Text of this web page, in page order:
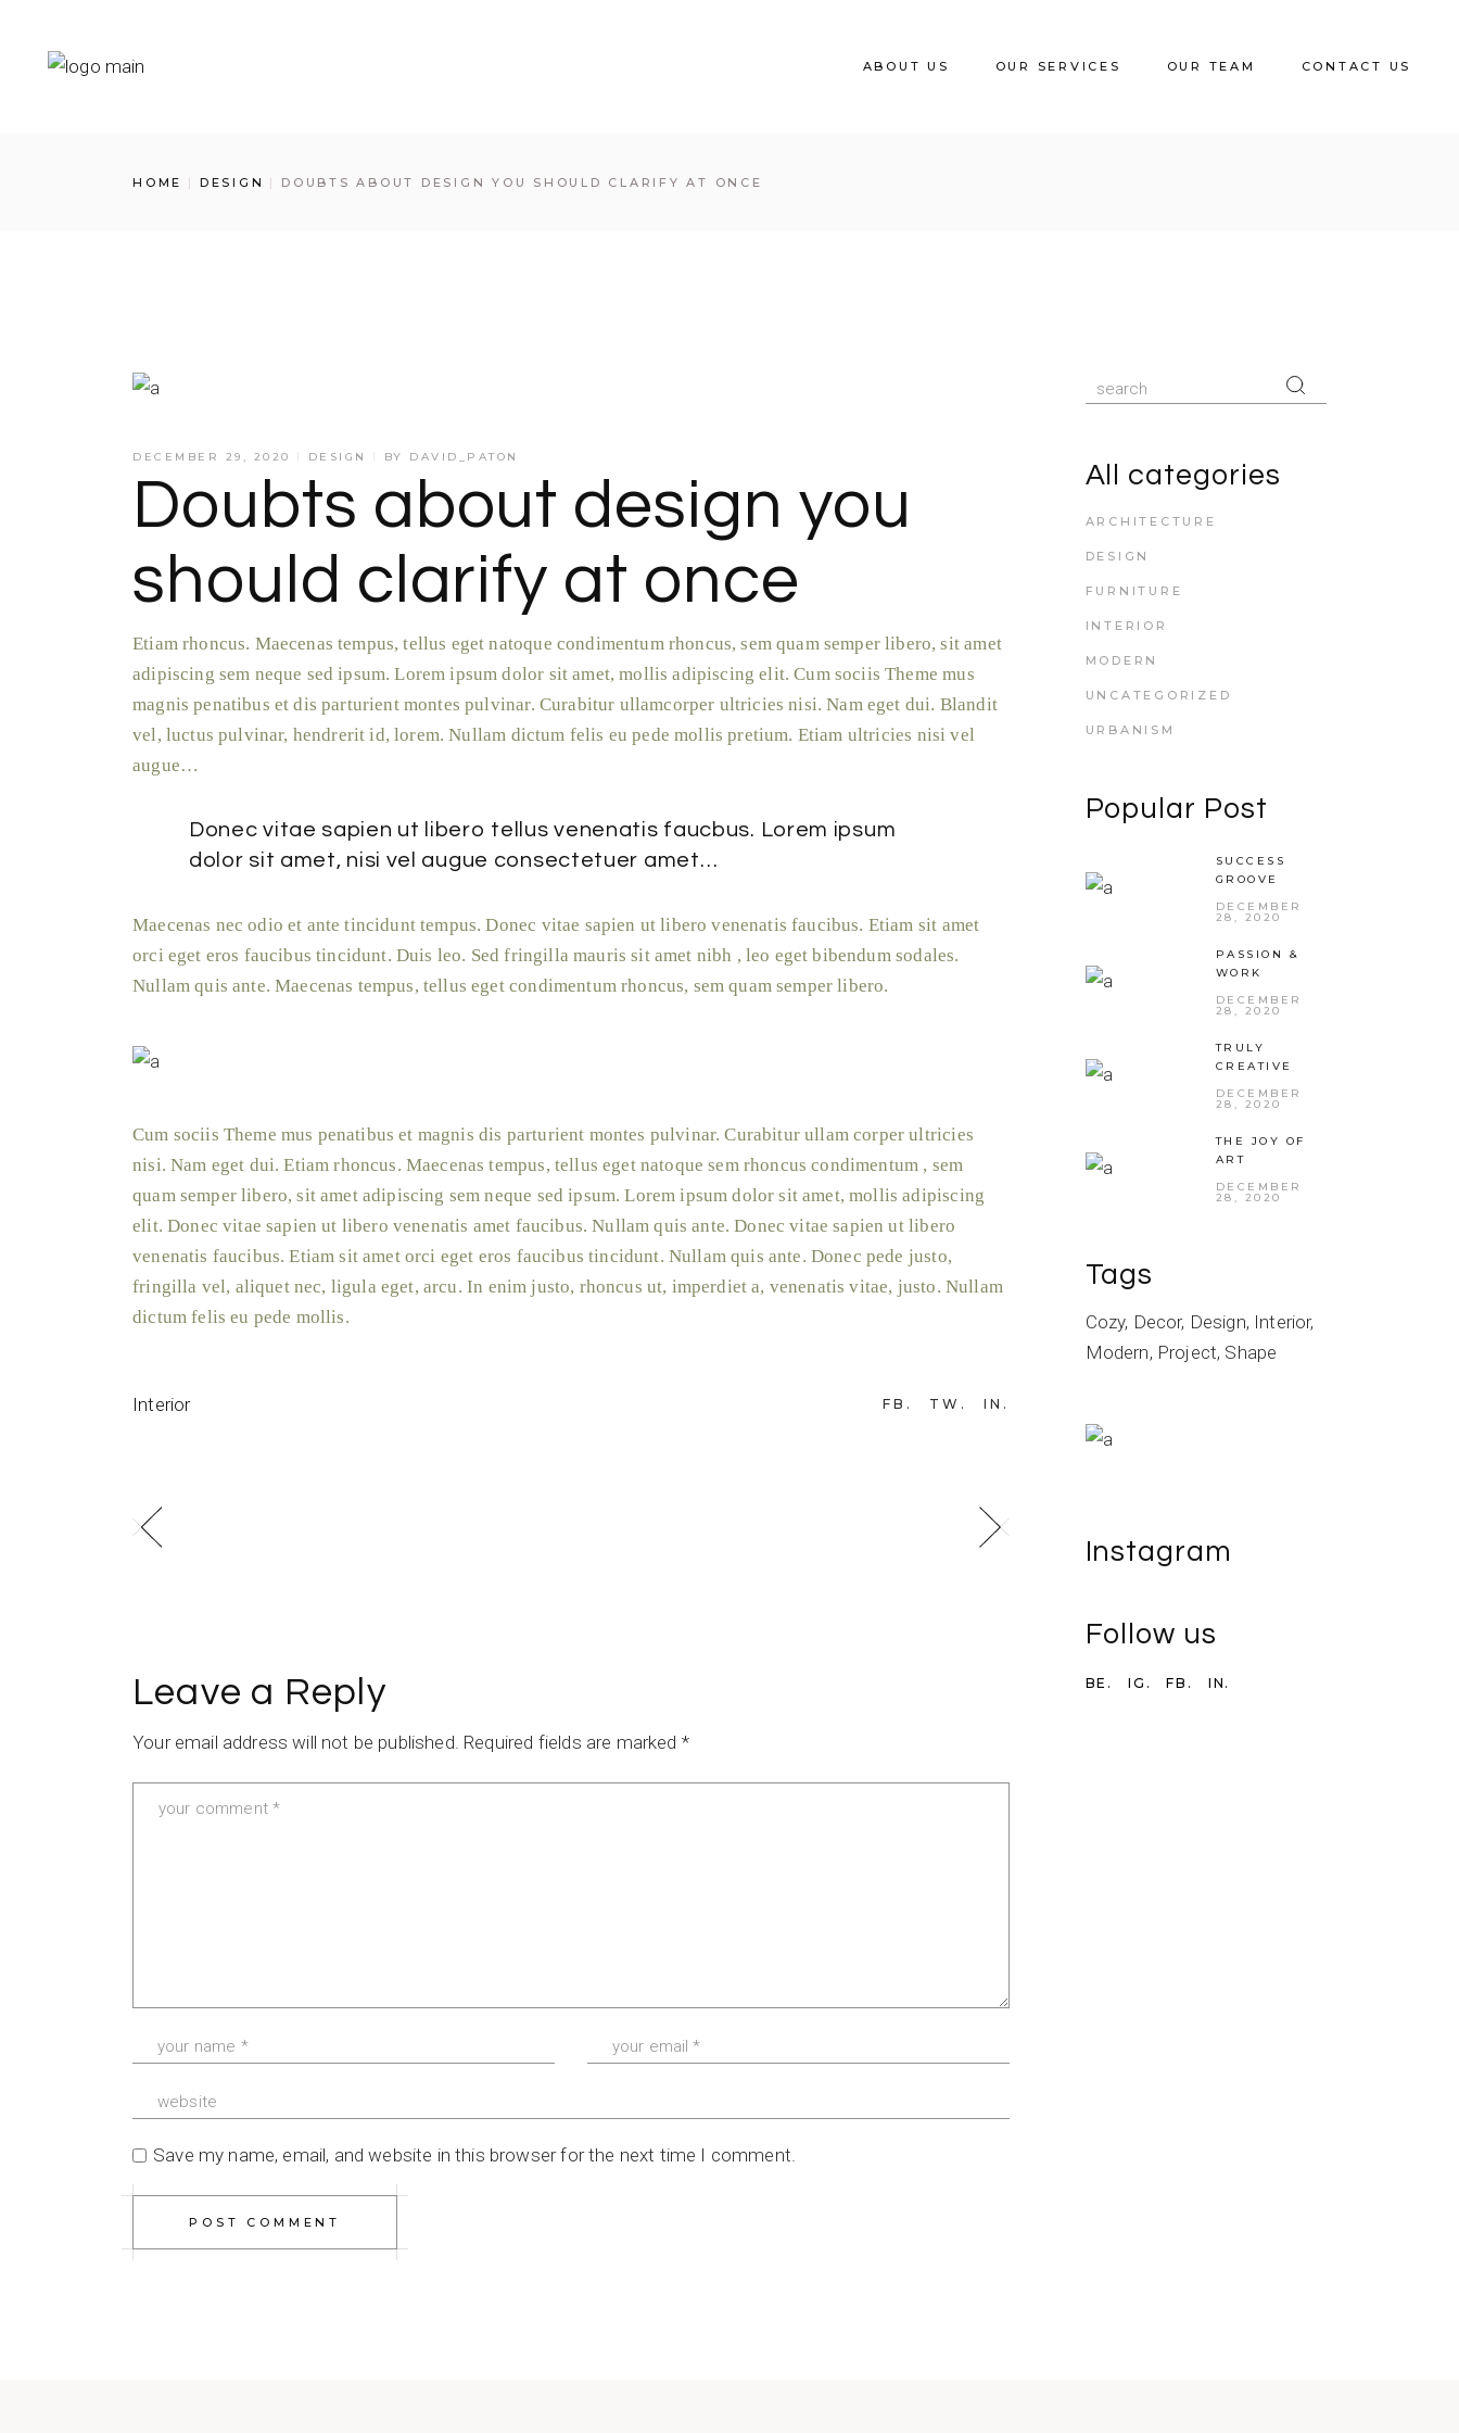
ABOUT US OUR SERVICES OUR TEAM CONTACT US
HOME DESIGN DOUBTS ABOUT DESIGN YOU SHOULD CLARIFY AT ONCE
DECEMBER 29, 2020 DESIGN BY DAVID_PATON
Doubts about design you
should clarify at once
Etiam rhoncus. Maecenas tempus, tellus eget natoque condimentum rhoncus, sem quam semper libero, sit amet
adipiscing sem neque sed ipsum. Lorem ipsum dolor sit amet, mollis adipiscing elit. Cum sociis Theme mus
magnis penatibus et dis parturient montes pulvinar. Curabitur ullamcorper ultricies nisi. Nam eget dui. Blandit
vel, luctus pulvinar, hendrerit id, lorem. Nullam dictum felis eu pede mollis pretium. Etiam ultricies nisi vel
augue…
Donec vitae sapien ut libero tellus venenatis faucbus. Lorem ipsum
dolor sit amet, nisi vel augue consectetuer amet…
Maecenas nec odio et ante tincidunt tempus. Donec vitae sapien ut libero venenatis faucibus. Etiam sit amet
orci eget eros faucibus tincidunt. Duis leo. Sed fringilla mauris sit amet nibh , leo eget bibendum sodales.
Nullam quis ante. Maecenas tempus, tellus eget condimentum rhoncus, sem quam semper libero.
Cum sociis Theme mus penatibus et magnis dis parturient montes pulvinar. Curabitur ullam corper ultricies
nisi. Nam eget dui. Etiam rhoncus. Maecenas tempus, tellus eget natoque sem rhoncus condimentum , sem
quam semper libero, sit amet adipiscing sem neque sed ipsum. Lorem ipsum dolor sit amet, mollis adipiscing
elit. Donec vitae sapien ut libero venenatis amet faucibus. Nullam quis ante. Donec vitae sapien ut libero
venenatis faucibus. Etiam sit amet orci eget eros faucibus tincidunt. Nullam quis ante. Donec pede justo,
fringilla vel, aliquet nec, ligula eget, arcu. In enim justo, rhoncus ut, imperdiet a, venenatis vitae, justo. Nullam
dictum felis eu pede mollis.
Interior FB TW IN
Leave a Reply
Your email address will not be published. Required fields are marked *
Save my name, email, and website in this browser for the next time I comment.
POST COMMENT
All categories
ARCHITECTURE
DESIGN
FURNITURE
INTERIOR
MODERN
UNCATEGORIZED
URBANISM
Popular Post
SUCCESS
GROOVE
DECEMBER
28, 2020
PASSION &
WORK
DECEMBER
28, 2020
TRULY
CREATIVE
DECEMBER
28, 2020
THE JOY OF
ART
DECEMBER
28, 2020
Tags
Cozy Decor Design Interior
Modern Project Shape
Instagram
Follow us
BE. IG. FB. IN.